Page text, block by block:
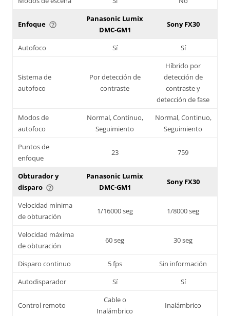
Enfoque help_outline
Panasonic Lumix
DMC-GM1
Sony FX30
Autofoco Sí Sí
Sistema de
autofoco
Por detección de
contraste
Híbrido por
detección de
contraste y
detección de fase
Modos de
autofoco
Normal, Continuo,
Seguimiento
Normal, Continuo,
Seguimiento
Puntos de
enfoque
23 759
Obturador y
disparo help_outline
Panasonic Lumix
DMC-GM1
Sony FX30
Velocidad mínima
de obturación
1/16000 seg 1/8000 seg
Velocidad máxima
de obturación
60 seg 30 seg
Disparo continuo 5 fps
Sin información
Autodisparador
Sí Sí
Control remoto
Cable o
Inalámbrico
Inalámbrico